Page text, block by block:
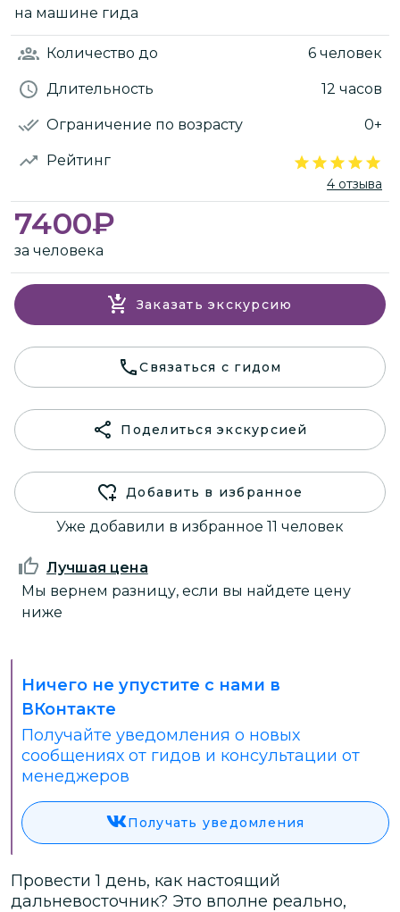
на машине гида
Количество до 6 человек
Длительность 12 часов
Ограничение по возрасту 0+
Рейтинг
4 отзыва
7400₽
за человека
Заказать экскурсию
Связаться с гидом
Поделиться экскурсией
Добавить в избранное
Уже добавили в избранное 11 человек
Лучшая цена
Мы вернем разницу, если вы найдете цену
ниже
Ничего не упустите с нами в
ВКонтакте
Получайте уведомления о новых
сообщениях от гидов и консультации от
менеджеров
Получать уведомления
Провести 1 день, как настоящий
дальневосточник? Это вполне реально,